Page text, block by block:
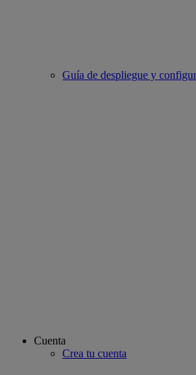
Guía de despliegue y
Cuenta
Crea tu cuenta